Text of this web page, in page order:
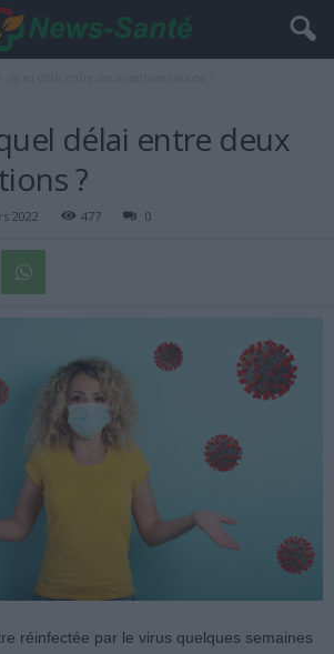
délai entre deux
?
2022 477 0
réinfectée par le virus quelques semaines